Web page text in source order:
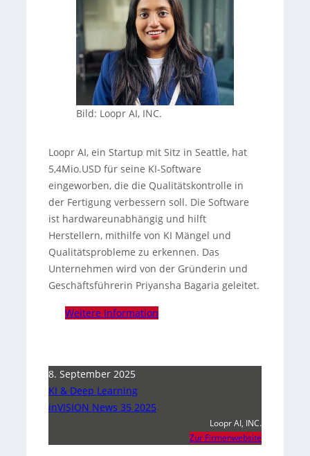
Bild: Loopr AI, INC.
Loopr AI, ein Startup mit Sitz in Seattle, hat
5,4Mio.USD für seine KI-Software
eingeworben, die die Qualitätskontrolle in
der Fertigung verbessern soll. Die Software
ist hardwareunabhängig und hilft
Herstellern, mithilfe von KI Mängel und
Qualitätsprobleme zu erkennen. Das
Unternehmen wird von der Gründerin und
Geschäftsführerin Priyansha Bagaria geleitet.
Weitere Information
8. September 2025
KI & Deep Learning
inVISION News 35 2025
Loopr AI, INC.
Zur Firmenwebsite